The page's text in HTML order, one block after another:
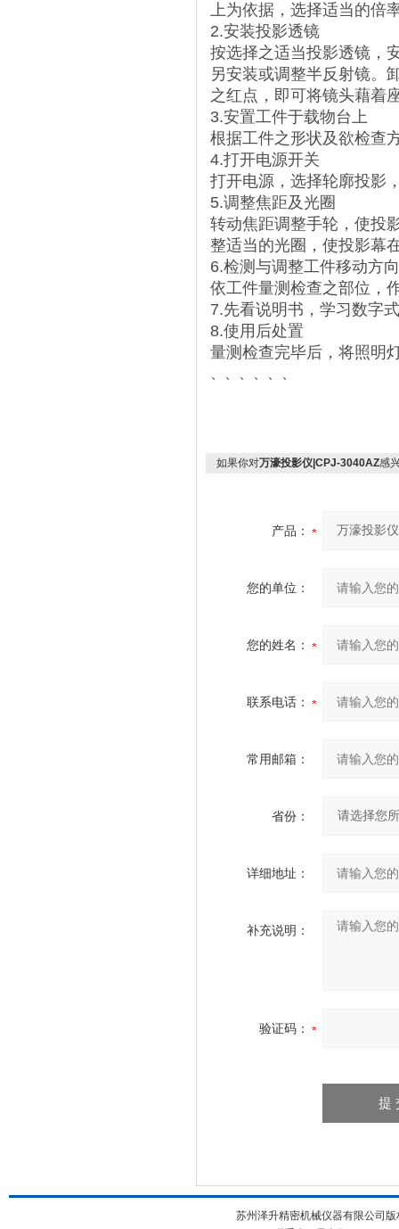
上为依据，选择适当的倍
2.安装投影透镜
按选择之适当投影透镜，
另安装或调整半反射镜。
之红点，即可将镜头藉着
3.安置工件于载物台上
根据工件之形状及欲检查
4.打开电源开关
打开电源，选择轮廓投影
5.调整焦距及光圈
转动焦距调整手轮，使投
整适当的光圈，使投影幕
6.检测与调整工件移动方向
依工件量测检查之部位，
7.先看说明书，学习数字
8.使用后处置
量测检查完毕后，将照明
如果你对万濠投影仪|CPJ-3040AZ感
产品：
您的单位：
您的姓名：
联系电话：
常用邮箱：
省份：
详细地址：
补充说明：
验证码：
苏州泽升精密机械仪器有限公司